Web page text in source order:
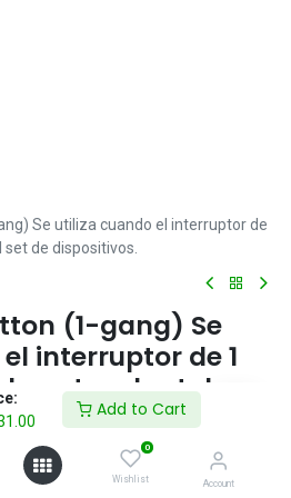
Add to Cart
0
Wishlist Account
Se utiliza cuando el interruptor de
set de dispositivos.
(1-gang) Se
interruptor de 1
entre el set de